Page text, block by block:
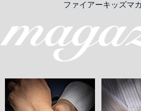
ファイアーキッズマ